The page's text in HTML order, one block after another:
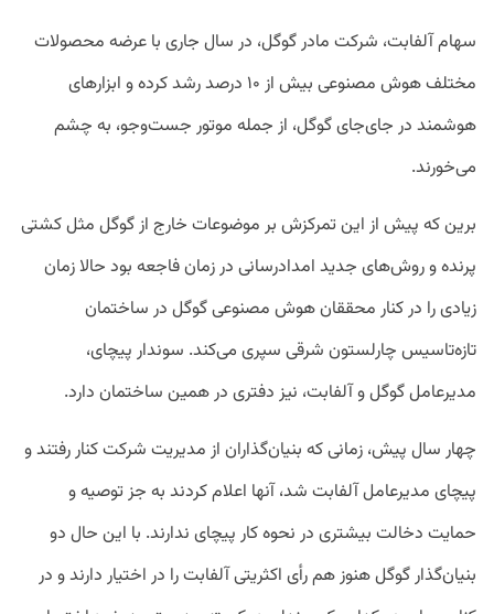
سهام آلفابت، شرکت مادر گوگل، در سال جاری با عرضه محصولات
مختلف هوش مصنوعی بیش از ۱۰ درصد رشد کرده و ابزارهای
هوشمند در جای‌‌جای گوگل، از جمله موتور جست‌وجو، به چشم
می‌خورند.
برین که پیش از این تمرکزش بر موضوعات خارج از گوگل مثل کشتی‌
پرنده و روش‌های جدید امدادرسانی در زمان فاجعه بود حالا زمان
زیادی را در کنار محققان هوش مصنوعی گوگل در ساختمان
تازه‌تاسیس چارلستون شرقی سپری می‌کند. سوندار پیچای،
مدیرعامل گوگل و آلفابت، نیز دفتری در همین ساختمان دارد.
چهار سال پیش، زمانی که بنیان‌گذاران از مدیریت شرکت کنار رفتند و
پیچای مدیرعامل آلفابت شد، آنها اعلام کردند به جز توصیه و
حمایت دخالت بیشتری در نحوه کار پیچای ندارند. با این حال دو
بنیان‌گذار گوگل هنوز هم رأی اکثریتی آلفابت را در اختیار دارند و در